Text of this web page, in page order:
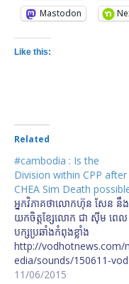
Mastodon
Like this:
Related
#cambodia : Is the
Division within CPP after
CHEA Sim Death
​អ្នក​វិភាគ​ថា​លោក​ហ៊ុន សែន នឹង​
យកចិត្ត​ខ្សែ​លោក ជា ស៊ីម ​ពេល​
បក្សប្រឆាំង​កំពុង​ខ្លាំង​​
http://vodhotnews.com/
edia/sounds/150611-
khorn-f-social--threads-
11/06/2015